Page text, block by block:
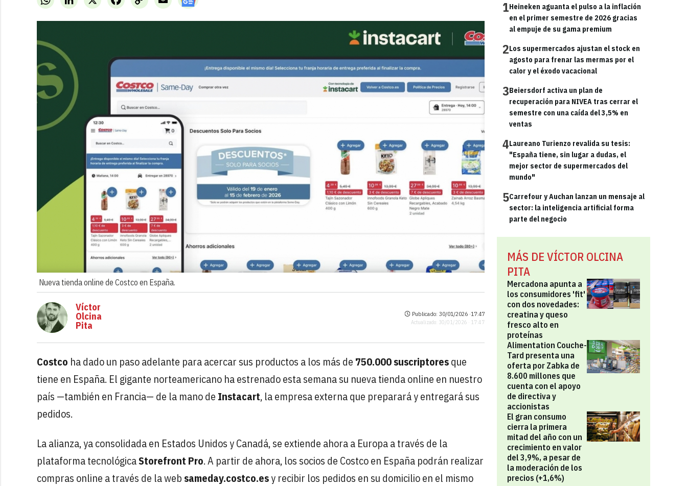
Link
Nueva tienda online de Costco en España.
1Heineken aguanta el pulso a la inflación
en el primer semestre de 2026 gracias
al empuje de su gama premium
2Los supermercados ajustan el stock en
agosto para frenar las mermas por el
calor y el éxodo vacacional
3Beiersdorf activa un plan de
recuperación para NIVEA tras cerrar el
semestre con una caída del 3,5% en
ventas
4Laureano Turienzo revalida su tesis:
"España tiene, sin lugar a dudas, el
mejor sector de supermercados del
mundo"
5Carrefour y Auchan lanzan un mensaje al
sector: la inteligencia artificial forma
parte del negocio
MÁS DE VÍCTOR OLCINA
PITA
Mercadona apunta a
los consumidores 'fit'
con dos novedades:
creatina y queso
fresco alto en
proteínas
Alimentation Couche-
Tard presenta una
oferta por Zabka de
8.600 millones que
cuenta con el apoyo
de directiva y
accionistas
El gran consumo
cierra la primera
mitad del año con un
crecimiento en valor
del 3,9%, a pesar de
la moderación de los
precios (+1,6%)
Víctor
Olcina
Pita
Publicado: 30/01/2026 ·17:47
Actualizado: 30/01/2026 · 17:47
Costco ha dado un paso adelante para acercar sus productos a los más de 750.000 suscriptoresque
tiene en España. El gigante norteamericano ha estrenado esta semana su nueva tienda online en nuestro
país —también en Francia— de la mano de Instacart, la empresa externa que preparará y entregará sus
pedidos.
La alianza, ya consolidada en Estados Unidos y Canadá, se extiende ahora a Europa a través de la
plataforma tecnológicaStorefront Pro. A partir de ahora, los socios de Costco en España podrán realizar
compras online a través de la web sameday.costco.esy recibir los pedidos en su domicilio en el mismo